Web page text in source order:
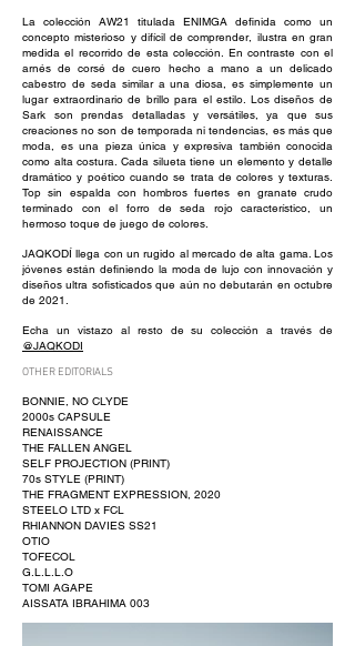
La colección AW21 titulada ENIMGA definida como un
concepto misterioso y difícil de comprender, ilustra en gran
medida el recorrido de esta colección. En contraste con el
arnés de corsé de cuero hecho a mano a un delicado
cabestro de seda similar a una diosa, es simplemente un
lugar extraordinario de brillo para el estilo. Los diseños de
Sark son prendas detalladas y versátiles, ya que sus
creaciones no son de temporada ni tendencias, es más que
moda, es una pieza única y expresiva también conocida
como alta costura. Cada silueta tiene un elemento y detalle
dramático y poético cuando se trata de colores y texturas.
Top sin espalda con hombros fuertes en granate crudo
terminado con el forro de seda rojo característico, un
hermoso toque de juego de colores.
JAQKODÍ llega con un rugido al mercado de alta gama. Los
jóvenes están definiendo la moda de lujo con innovación y
diseños ultra sofisticados que aún no debutarán en octubre
de 2021.
Echa un vistazo al resto de su colección a través de
@JAQKODI
OTHER EDITORIALS
BONNIE, NO CLYDE
2000s CAPSULE
RENAISSANCE
THE FALLEN ANGEL
SELF PROJECTION (PRINT)
70s STYLE (PRINT)
THE FRAGMENT EXPRESSION, 2020
STEELO LTD x FCL
RHIANNON DAVIES SS21
OTIO
TOFECOL
G.L.L.L.O
TOMI AGAPE
AISSATA IBRAHIMA 003